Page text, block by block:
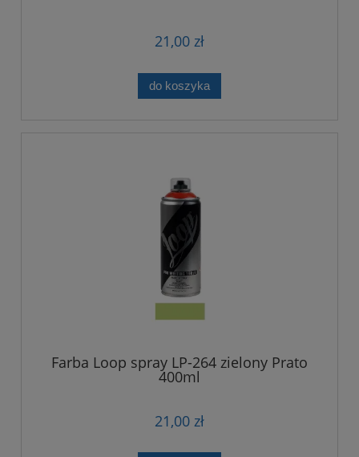
21,00 zł
do koszyka
Farba Loop spray LP-264 zielony Prato
400ml
21,00 zł